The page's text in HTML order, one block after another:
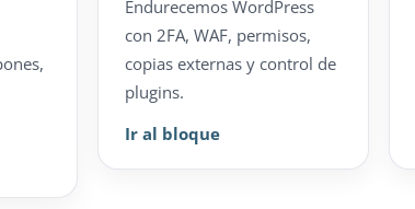
Endurecemos WordPress
con 2FA, WAF, permisos,
copias externas y control de
plugins.
Ir al bloque